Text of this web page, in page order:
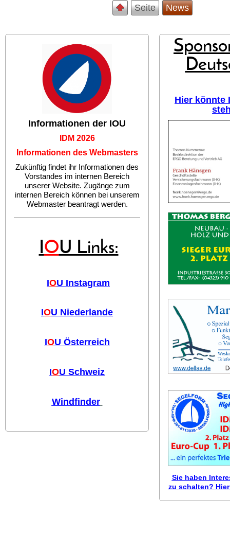
Seite News
Informationen der IOU
IDM 2026
Informationen des Webmasters
Zukünftig findet ihr Informationen des
Vorstandes im internen Bereich
unserer Website. Zugänge zum
internen Bereich können bei unserem
Webmaster beantragt werden.
IOU Links:
IOU Instagram
IOU Niederlande
IOU Österreich
IOU Schweiz
Windfinder
Hier könnte
Sie haben
zu schalten?